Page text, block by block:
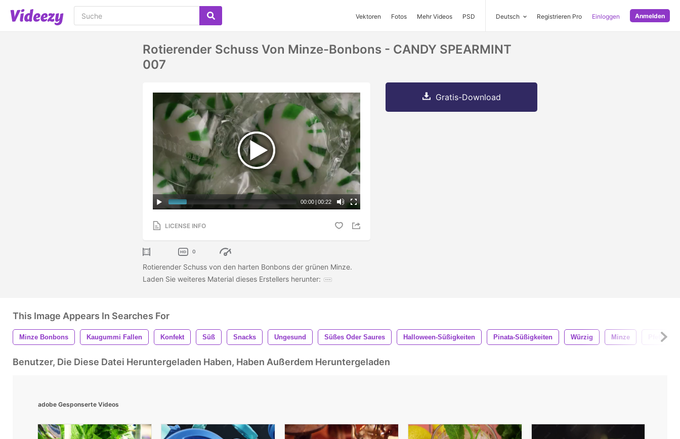
Vektoren Fotos Mehr Videos PSD Deutsch Registrieren Pro Einloggen Anmelden
Rotierender Schuss Von Minze-Bonbons - CANDY SPEARMINT
007
00:00 | 00:22
LICENSE INFO
0
Rotierender Schuss von den harten Bonbons der grünen Minze.
Laden Sie weiteres Material dieses Erstellers herunter:
Gratis-Download
This Image Appears In Searches For
Minze Bonbons Kaugummi Fallen Konfekt Süß Snacks Ungesund Süßes Oder Saures Halloween-Süßigkeiten Pinata-Süßigkeiten Würzig Minze
Benutzer, Die Diese Datei Heruntergeladen Haben, Haben Außerdem Heruntergeladen
adobe Gesponserte Videos